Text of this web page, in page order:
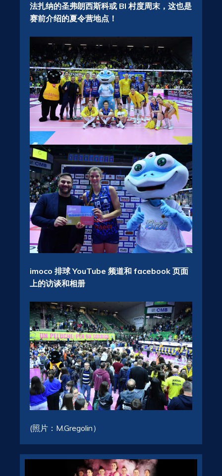
法扎纳的圣弗朗西斯科或 BI 村度周末，这也是
赛前介绍的夏令营地点！
imoco 排球 YouTube 频道和 facebook 页面
上的访谈和相册
(照片：M.Gregolin）